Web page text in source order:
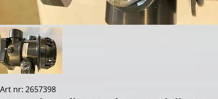
Art nr: 2657398